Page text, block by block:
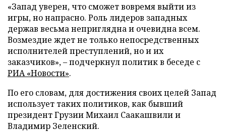
«Запад уверен, что сможет вовремя выйти из
игры, но напрасно. Роль лидеров западных
держав весьма неприглядна и очевидна всем.
Возмездие ждет не только непосредственных
исполнителей преступлений, но и их
заказчиков», – подчеркнул политик в беседе с
РИА «Новости».
По его словам, для достижения своих целей Запад
использует таких политиков, как бывший
президент Грузии Михаил Саакашвили и
Владимир Зеленский.